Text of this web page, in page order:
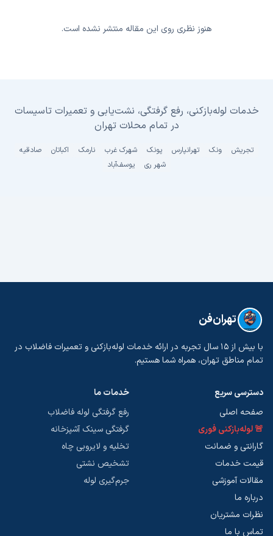
هنوز نظری روی این مقاله منتشر نشده است.
خدمات لوله‌بازکنی، رفع گرفتگی، نشت‌یابی و تعمیرات تاسیسات
در تمام محلات تهران
تجریش ونک تهرانپارس پونک شهرک غرب نارمک اکباتان
صادقیه
شهر ری
یوسف‌آباد
تهران‌فن
با بیش از ۱۵ سال تجربه در ارائه خدمات لوله‌بازکنی و تعمیرات فاضلاب در
تمام مناطق تهران، همراه شما هستیم.
دسترسی سریع
صفحه اصلی
🚨 لوله‌بازکنی فوری
گارانتی و ضمانت
قیمت خدمات
مقالات آموزشی
درباره ما
نظرات مشتریان
تماس با ما
خدمات ما
رفع گرفتگی لوله فاضلاب
گرفتگی سینک آشپزخانه
تخلیه و لایروبی چاه
تشخیص نشتی
جرم‌گیری لوله